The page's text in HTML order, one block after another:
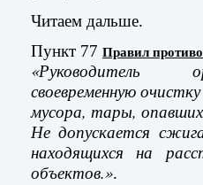
Читаем дальше.
Пункт 77Правил
«Руководитель
своевременную
мусора, тары,
Не допускается
находящихся на
объектов.».